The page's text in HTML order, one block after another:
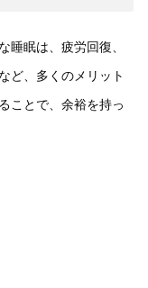
睡眠は、疲労回復、
ど、多くのメリット
ことで、余裕を持っ